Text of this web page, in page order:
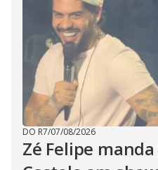
DO R7/07/08/2026
Zé Felipe